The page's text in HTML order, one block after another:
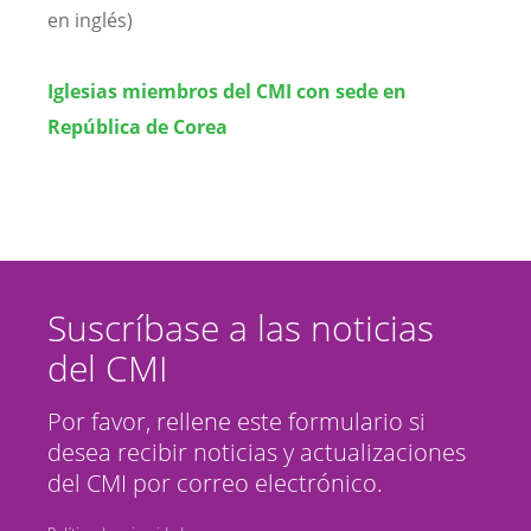
en inglés)
Iglesias miembros del CMI con sede en
República de Corea
Suscríbase a las noticias
del CMI
Por favor, rellene este formulario si
desea recibir noticias y actualizaciones
del CMI por correo electrónico.